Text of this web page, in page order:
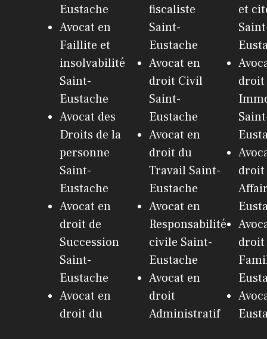
Eustache
Avocat en
Faillite et
insolvabilité
Saint-
Eustache
Avocat des
Droits de la
personne
Saint-
Eustache
Avocat en
droit de
Succession
Saint-
Eustache
Avocat en
droit du
fiscaliste
Saint-
Eustache
Avocat en
droit Civil
Saint-
Eustache
Avocat en
droit du
Travail Saint-
Eustache
Avocat en
Responsabilité
civile Saint-
Eustache
Avocat en
droit
Administratif
et
droit
droit
droit